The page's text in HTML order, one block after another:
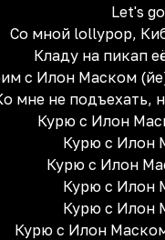
Let's
Со мной lollypop,
Кладу на пикап
с Илон Маском
мне не подъехать,
Курю с Илон
Курю с Илон
Курю с Илон
Курю с Илон
Курю с Илон
Курю с Илон